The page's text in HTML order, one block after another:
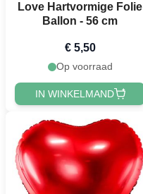
Love Hartvormige Folie
Ballon - 56 cm
€ 5,50
Op voorraad
IN WINKELMAND